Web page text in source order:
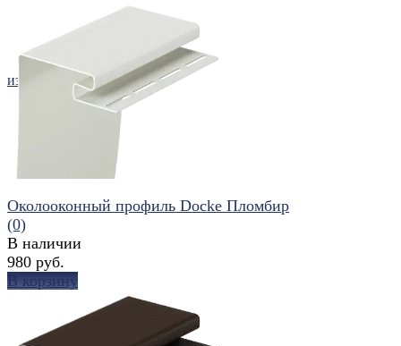
избранное сравнить
Околооконный профиль Docke Пломбир
(0)
В наличии
980 руб.
В корзину